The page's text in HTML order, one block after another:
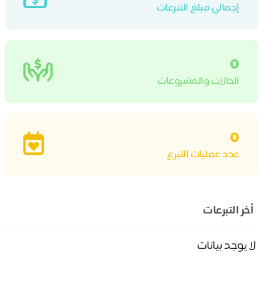
إجمالي مبلغ التبرعات
0
الحالات والمشروعات
0
عدد عمليات التبرع
أخر التبرعات
لا يوجد بيانات